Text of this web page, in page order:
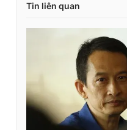
Tin liên quan